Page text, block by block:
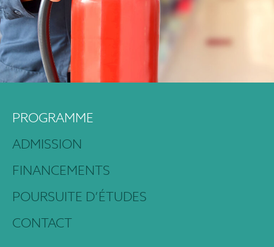
PROGRAMME
ADMISSION
FINANCEMENTS
POURSUITE D’ÉTUDES
CONTACT